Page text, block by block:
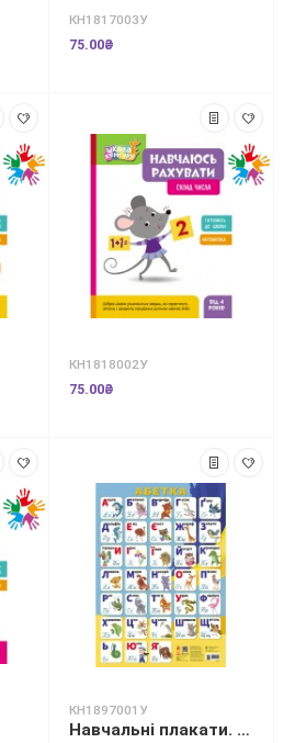
КН1817003У
75.00₴
КН1818002У
75.00₴
КН1897001У
Навчальні плакати. Абетка